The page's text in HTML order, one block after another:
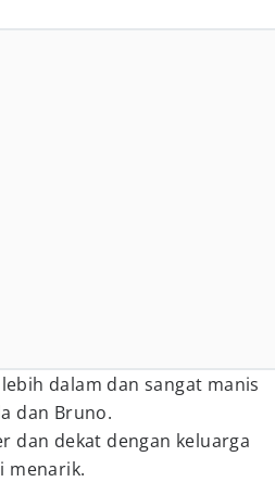
dalam dan sangat manis
dan Bruno.
dan dekat dengan keluarga
menarik.